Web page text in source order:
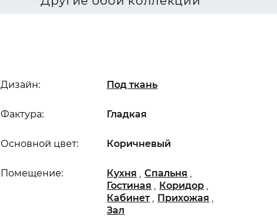
Основной цвет: Коричневый
Дизайн: Под ткань
Помещение: Кухня ,Спальня ,
Гостиная , Коридор ,
Кабинет , Прихожая ,
Зал
Фактура: Гладкая